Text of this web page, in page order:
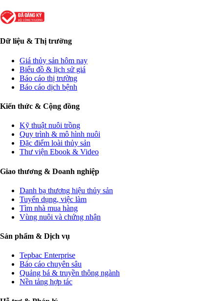
Dữ liệu & Thị trường
Giá thủy sản hôm nay
Biểu đồ & lịch sử giá
Báo cáo thị trường
Báo cáo dịch bệnh
Kiến thức & Cộng đồng
Kỹ thuật nuôi trồng
Quy trình & mô hình nuôi
Đặc điểm loài thủy sản
Thư viện Ebook & Video
Giao thương & Doanh nghiệp
Danh bạ thương hiệu thủy sản
Tuyển dụng, việc làm
Tìm nhà mua hàng
Vùng nuôi và chứng nhận
Sản phẩm & Dịch vụ
Tepbac Enterprise
Báo cáo chuyên sâu
Quảng bá & truyền thông ngành
Nền tảng hợp tác